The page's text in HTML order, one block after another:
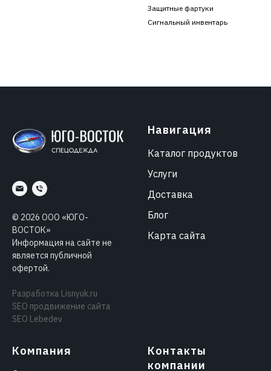
Защитные фартуки
Сигнальный инвентарь
© 2026 ООО «ЮГО-
ВОСТОК»
Информация на сайте не
является публичной
офертой.
Разработка Lisnyuk.ru
SEO продвижение сайта
SEO Lebedev
Навигация
Каталог продуктов
Услуги
Доставка
Блог
Карта сайта
Компания
Контакты
компании